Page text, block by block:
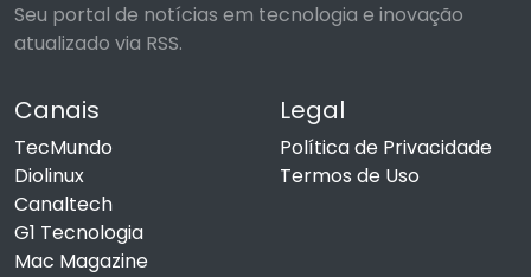
Seu portal de notícias em tecnologia e inovação
atualizado via RSS.
Canais
TecMundo
Diolinux
Canaltech
G1 Tecnologia
Mac Magazine
Legal
Política de Privacidade
Termos de Uso